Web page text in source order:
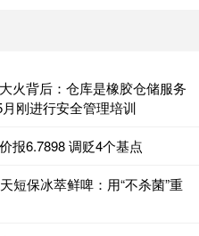
火背后：仓库是橡胶仓储服务
刚进行安全管理培训
报6.7898 调贬4个基点
短保冰萃鲜啤：用“不杀菌”重